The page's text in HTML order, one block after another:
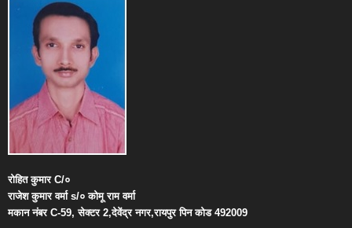
रोहित कुमारC/०
राजेश कुमार वर्माs/० कोमू राम वर्मा
मकान नंबरC-59,सेक्टर2,देवेंद्र नगर,रायपुर पिन कोड492009